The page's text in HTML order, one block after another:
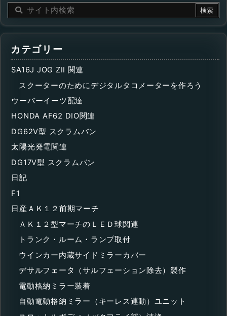
カテゴリー
SA16J JOG ZII 関連
スクーターのためにデジタルタコメーターを作ろう
ウーバーイーツ配達
HONDA AF62 DIO関連
DG62V型 スクラムバン
太陽光発電関連
DG17V型 スクラムバン
日記
F1
日産ＡＫ１２前期マーチ
ＡＫ１２型マーチのＬＥＤ球関連
トランク・ルーム・ランプ取付
ウインカー内蔵サイドミラーカバー
デサルフェータ（サルフェーション除去）製作
電動格納ミラー装着
自動電動格納ミラー（キーレス連動）ユニット